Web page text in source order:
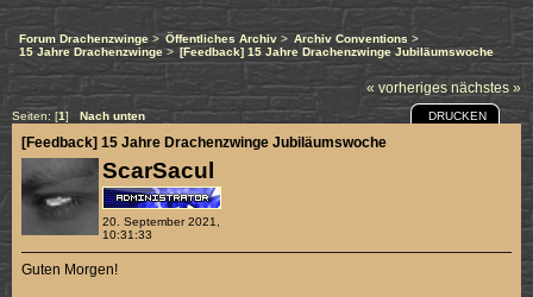
Forum Drachenzwinge > Öffentliches Archiv> Archiv Conventions >
15 Jahre Drachenzwinge > [Feedback] 15 Jahre Drachenzwinge Jubiläumswoche
« vorheriges nächstes »
Seiten: [1] Nach unten DRUCKEN
ScarSacul
20. September 2021,
10:31:33
[Feedback] 15 Jahre Drachenzwinge Jubiläumswoche
Guten Morgen!